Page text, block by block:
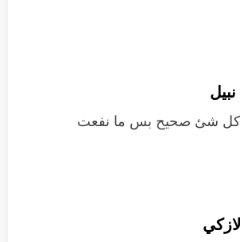
شئ صحيح بس ما نفعت